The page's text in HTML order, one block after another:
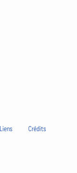
Liens Crédits